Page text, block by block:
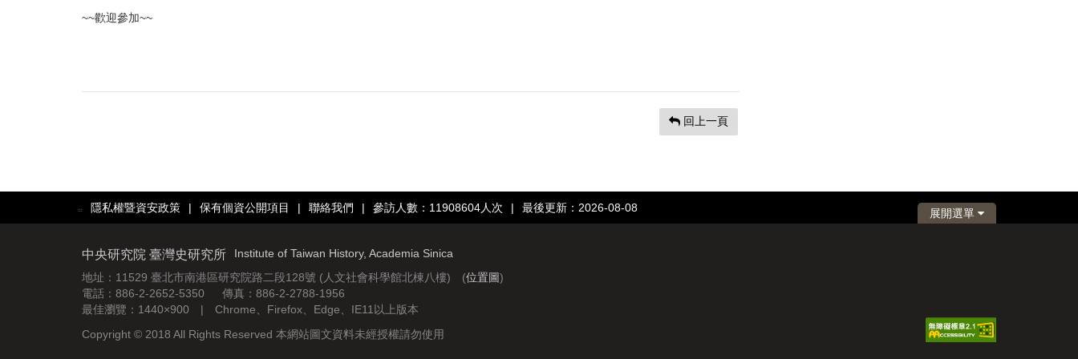
~~歡迎參加~~
回上一頁
::: 隱私權暨資安政策 | 保有個資公開項目 | 聯絡我們 | 參訪人數：11908604人次 | 最後更新：2026-08-08 展開選單
中央研究院 臺灣史研究所
Institute of Taiwan History, Academia Sinica
地址：11529 臺北市南港區研究院路二段128號 (人文社會科學館北棟八樓) (位置圖)
電話：886-2-2652-5350 傳真：886-2-2788-1956
最佳瀏覽：1440×900 | Chrome、Firefox、Edge、IE11以上版本
Copyright © 2018 All Rights Reserved 本網站圖文資料未經授權請勿使用